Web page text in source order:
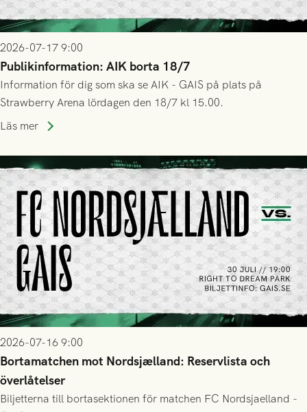
2026-07-17 9:00
Publikinformation: AIK borta 18/7
Information för dig som ska se AIK - GAIS på plats på
Strawberry Arena lördagen den 18/7 kl 15.00.
Läs mer
2026-07-16 9:00
Bortamatchen mot Nordsjælland: Reservlista och
överlåtelser
Biljetterna till bortasektionen för matchen FC Nordsjaelland -